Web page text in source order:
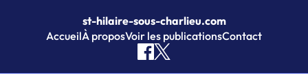
st-hilaire-sous-charlieu.com
AccueilÀ proposVoir les publicationsContact